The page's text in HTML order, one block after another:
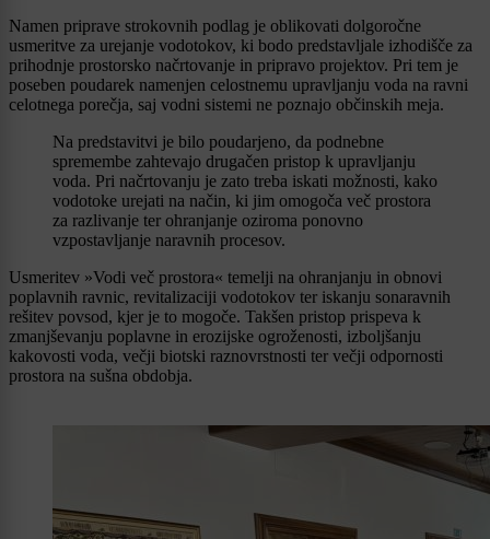
Namen priprave strokovnih podlag je oblikovati dolgoročne
usmeritve za urejanje vodotokov, ki bodo predstavljale izhodišče za
prihodnje prostorsko načrtovanje in pripravo projektov. Pri tem je
poseben poudarek namenjen celostnemu upravljanju voda na ravni
celotnega porečja, saj vodni sistemi ne poznajo občinskih meja.
Na predstavitvi je bilo poudarjeno, da podnebne
spremembe zahtevajo drugačen pristop k upravljanju
voda. Pri načrtovanju je zato treba iskati možnosti, kako
vodotoke urejati na način, ki jim omogoča več prostora
za razlivanje ter ohranjanje oziroma ponovno
vzpostavljanje naravnih procesov.
Usmeritev »Vodi več prostora« temelji na ohranjanju in obnovi
poplavnih ravnic, revitalizaciji vodotokov ter iskanju sonaravnih
rešitev povsod, kjer je to mogoče. Takšen pristop prispeva k
zmanjševanju poplavne in erozijske ogroženosti, izboljšanju
kakovosti voda, večji biotski raznovrstnosti ter večji odpornosti
prostora na sušna obdobja.